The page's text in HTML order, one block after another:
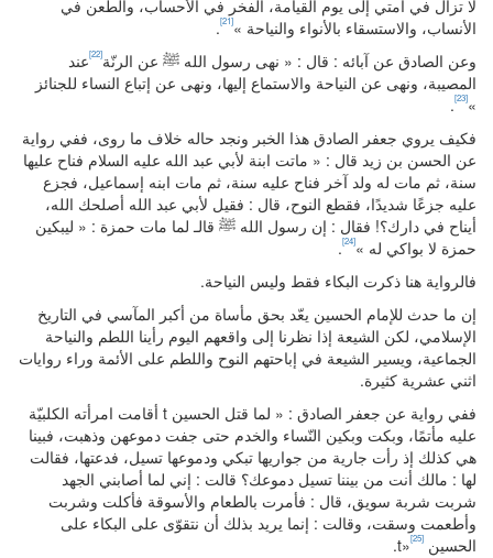
لا تزال في أمتي إلى يوم القيامة، الفخر في الأحساب، والطعن في
الأنساب، والاستسقاء بالأنواء والنياحة »[21]
.
وعن الصادق عن آبائه : قال : « نهى رسول الله ﷺ عن الرنّة[22]
عند
المصيبة، ونهى عن النياحة والاستماع إليها، ونهى عن إتباع النساء للجنائز
»
[23]
.
فكيف يروي جعفر الصادق هذا الخبر ونجد حاله خلاف ما روى، ففي رواية
عن الحسن بن زيد قال : « ماتت ابنة لأبي عبد الله عليه السلام فناح عليها
سنة، ثم مات له ولد آخر فناح عليه سنة، ثم مات ابنه إسماعيل، فجزع
عليه جزعًا شديدًا، فقطع النوح، قال : فقيل لأبي عبد الله أصلحك الله،
أيناح في دارك؟! فقال : إن رسول الله ﷺ قالـ لما مات حمزة : « ليبكين
حمزة لا بواكي له »[24]
.
فالرواية هنا ذكرت البكاء فقط وليس النياحة.
إن ما حدث للإمام الحسين يعّد بحق مأساة من أكبر المآسي في التاريخ
الإسلامي، لكن الشيعة إذا نظرنا إلى واقعهم اليوم رأينا اللطم والنياحة
الجماعية، ويسير الشيعة في إباحتهم النوح واللطم على الأئمة وراء روايات
اثني عشرية كثيرة.
ففي رواية عن جعفر الصادق : « لما قتل الحسين t أقامت امرأته الكلبيّة
عليه مأتمًا، وبكت وبكين النّساء والخدم حتى جفت دموعهن وذهبت، فبينا
هي كذلك إذ رأت جارية من جواريها تبكي ودموعها تسيل، فدعتها، فقالت
لها : مالك أنت من بيننا تسيل دموعك؟ قالت : إني لما أصابني الجهد
شربت شربة سويق، قال : فأمرت بالطعام والأسوقة فأكلت وشربت
وأطعمت وسقت، وقالت : إنما يريد بذلك أن نتقوّى على البكاء على
الحسين t» [25]
.